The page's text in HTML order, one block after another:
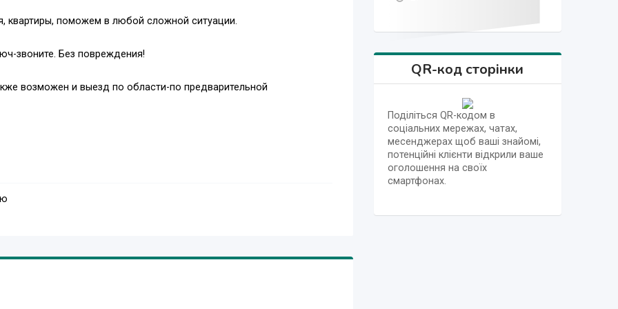
квартиры, поможем в любой сложной ситуации.
звоните. Без повреждения!
возможен и выезд по области-по предварительной
QR-код сторінки
Поділіться QR-кодом в
соціальних мережах, чатах,
месенджерах щоб ваші знайомі,
потенційні клієнти відкрили ваше
оголошення на своїх
смартфонах.